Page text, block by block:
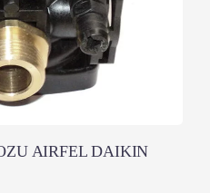
AIRFEL DAIKIN